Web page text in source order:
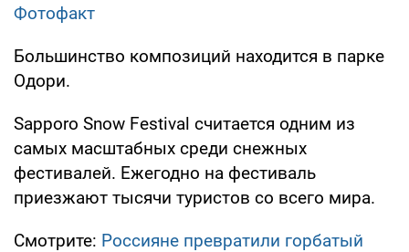
Фотофакт
Большинство композиций находится в парке
Одори.
Sapporo Snow Festival считается одним из
самых масштабных среди снежных
фестивалей. Ежегодно на фестиваль
приезжают тысячи туристов со всего мира.
Смотрите: Россияне превратили горбатый